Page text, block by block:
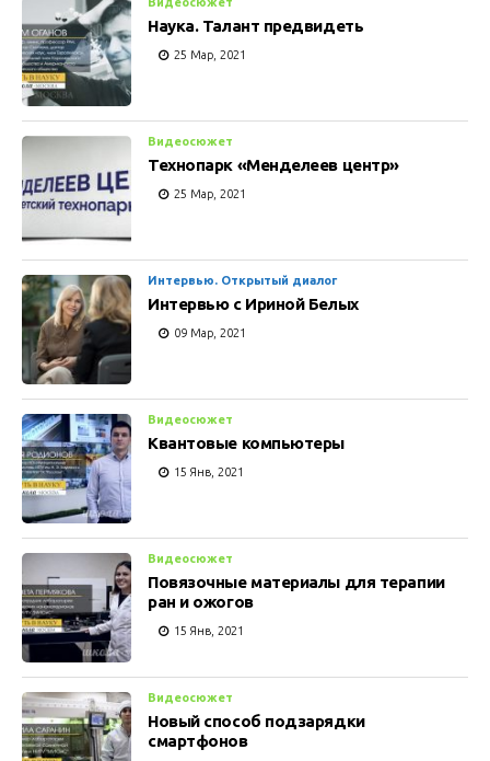
Наука. Талант предвидеть
25 Мар, 2021
Видеосюжет
Технопарк «Менделеев центр»
25 Мар, 2021
Интервью. Открытый диалог
Интервью с Ириной Белых
09 Мар, 2021
Видеосюжет
Квантовые компьютеры
15 Янв, 2021
Видеосюжет
Повязочные материалы для терапии
ран и ожогов
15 Янв, 2021
Видеосюжет
Новый способ подзарядки
смартфонов